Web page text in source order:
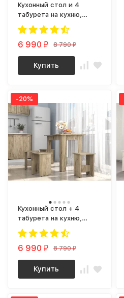
Кухонный стол и 4
табурета на кухню,
Обеденная группа ОГ-01
ЛДСП дуб молочный
6 990₽ 8 790₽
Купить
-20%
Кухонный стол + 4
табурета на кухню,
Обеденная группа ОГ-01
ЛДСП крафт серый
6 990₽ 8 790₽
Купить